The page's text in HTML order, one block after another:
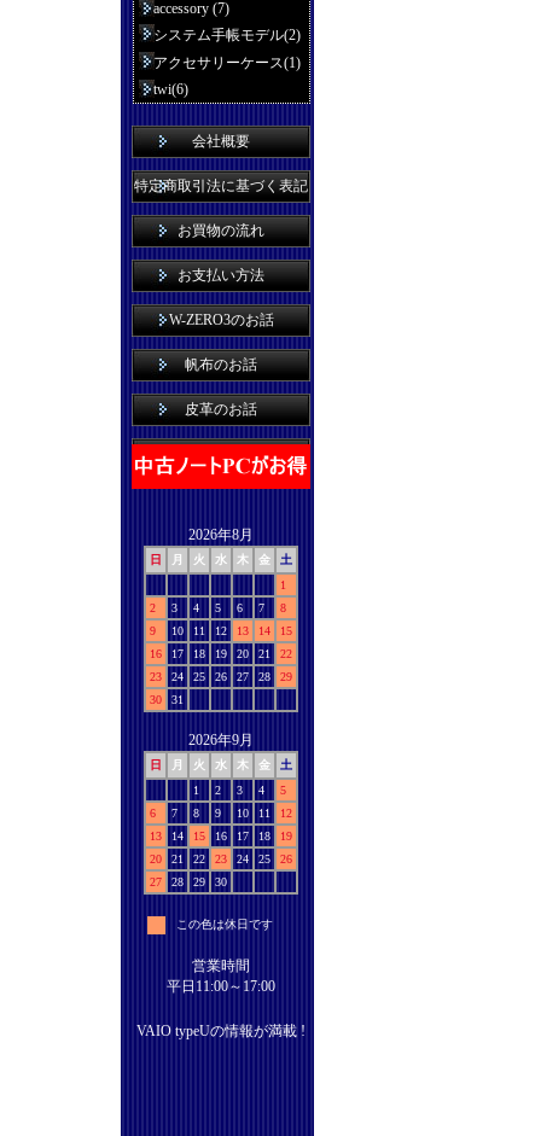
accessory (7)
システム手帳モデル(2)
アクセサリーケース(1)
twi(6)
会社概要
特定商取引法に基づく表記
お買物の流れ
お支払い方法
W-ZERO3のお話
帆布のお話
皮革のお話
2026年8月
日 月 火 水 木 金
土
1
2
3 4 5 6 7
8
9
10 11 12 13 14
15
16
17 18 19 20 21
22
23
24 25 26 27 28
29
30
31
2026年9月
日 月 火 水 木 金
土
1
2 3 4
5
6
7 8 9 10 11
12
13
14 15 16 17 18
19
20
21 22 23 24 25
26
27
28 29 30
この色は休日です
営業時間
平日11:00～17:00
VAIO typeUの情報が満載 !